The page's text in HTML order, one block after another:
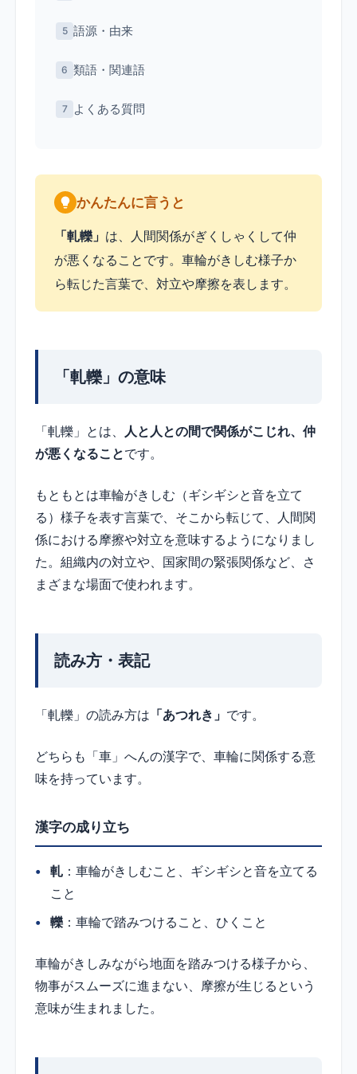
語源・由来
類語・関連語
よくある質問
かんたんに言うと
「軋轢」 は、人間関係がぎくしゃくして仲
が悪くなることです。車輪がきしむ様子か
ら転じた言葉で、対立や摩擦を表します。
「軋轢」の意味
「軋轢」とは、 人と人との間で関係がこじれ、仲
が悪くなることです。
もともとは車輪がきしむ（ギシギシと音を立て
る）様子を表す言葉で、そこから転じて、人間関
係における摩擦や対立を意味するようになりまし
た。組織内の対立や、国家間の緊張関係など、さ
まざまな場面で使われます。
読み方・表記
「軋轢」の読み方は 「あつれき」 です。
どちらも「車」へんの漢字で、車輪に関係する意
味を持っています。
漢字の成り立ち
軋 ：車輪がきしむこと、ギシギシと音を立てる
こと
轢：車輪で踏みつけること、ひくこと
車輪がきしみながら地面を踏みつける様子から、
物事がスムーズに進まない、摩擦が生じるという
意味が生まれました。